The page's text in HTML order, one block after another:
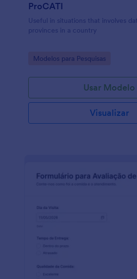
ProCATI
Useful in situations that involves
provinces in a country
Go to Category:
Modelos para Pesquisas
Usar Modelo
Visualizar